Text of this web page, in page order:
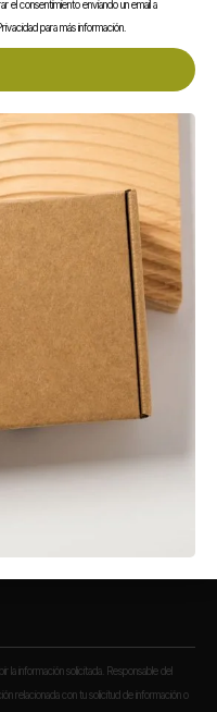
Enfundado 140 mm
0,01€ Sin IVA
Tenedor CPLA
Compostable 170 mm
0,04 Sin IVA
la información solicitada. Responsable del
relacionada con tu solicitud de información o
el consentimiento enviando un email a
para más información.